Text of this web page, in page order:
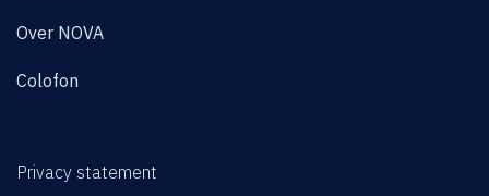
Over NOVA
Colofon
Privacy statement